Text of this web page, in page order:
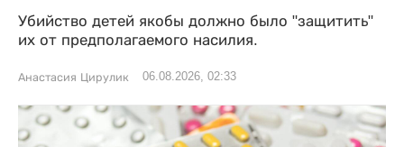
Убийство детей якобы должно было "защитить"
их от предполагаемого насилия.
Анастасия Цирулик 06.08.2026, 02:33